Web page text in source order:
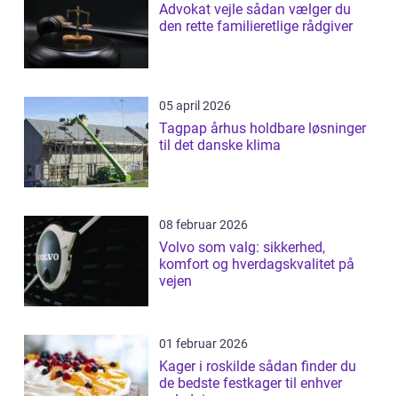
Advokat vejle sådan vælger du
den rette familieretlige rådgiver
05 april 2026
Tagpap århus holdbare løsninger
til det danske klima
08 februar 2026
Volvo som valg: sikkerhed,
komfort og hverdagskvalitet på
vejen
01 februar 2026
Kager i roskilde sådan finder du
de bedste festkager til enhver